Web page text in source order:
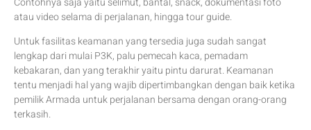
atau video selama di perjalanan, hingga tour guide.
Untuk fasilitas keamanan yang tersedia juga sudah sangat
lengkap dari mulai P3K, palu pemecah kaca, pemadam
kebakaran, dan yang terakhir yaitu pintu darurat. Keamanan
tentu menjadi hal yang wajib dipertimbangkan dengan baik ketika
pemilik Armada untuk perjalanan bersama dengan orang-orang
terkasih.